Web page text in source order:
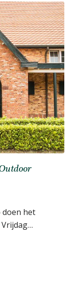
doen het